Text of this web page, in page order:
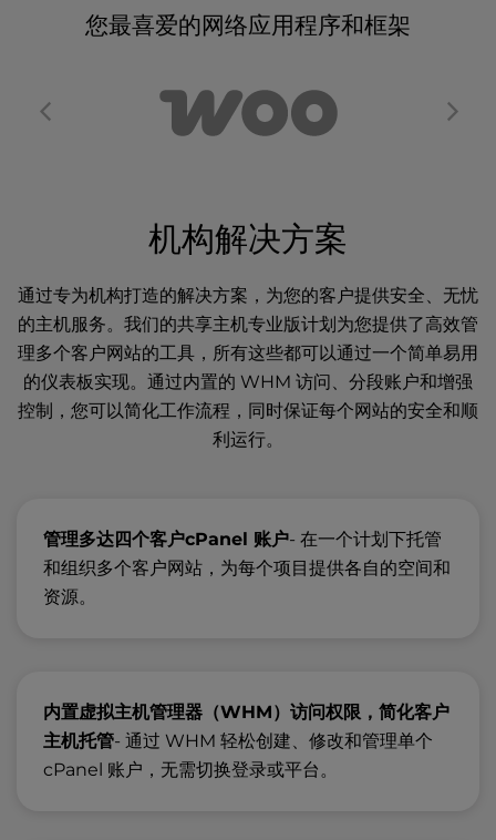
您最喜爱的网络应用程序和框架
机构解决方案
通过专为机构打造的解决方案，为您的客户提供安全、无忧
的主机服务。我们的共享主机专业版计划为您提供了高效管
理多个客户网站的工具，所有这些都可以通过一个简单易用
的仪表板实现。通过内置的 WHM 访问、分段账户和增强
控制，您可以简化工作流程，同时保证每个网站的安全和顺
利运行。
管理多达四个客户cPanel 账户- 在一个计划下托管
和组织多个客户网站，为每个项目提供各自的空间和
资源。
内置虚拟主机管理器（WHM）访问权限，简化客户
主机托管- 通过 WHM 轻松创建、修改和管理单个
cPanel 账户，无需切换登录或平台。